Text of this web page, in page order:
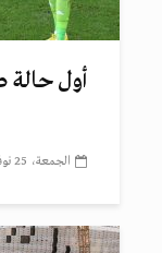
أول حالة
الجمعة، 25 نوفمبر 2022، 2:00 م